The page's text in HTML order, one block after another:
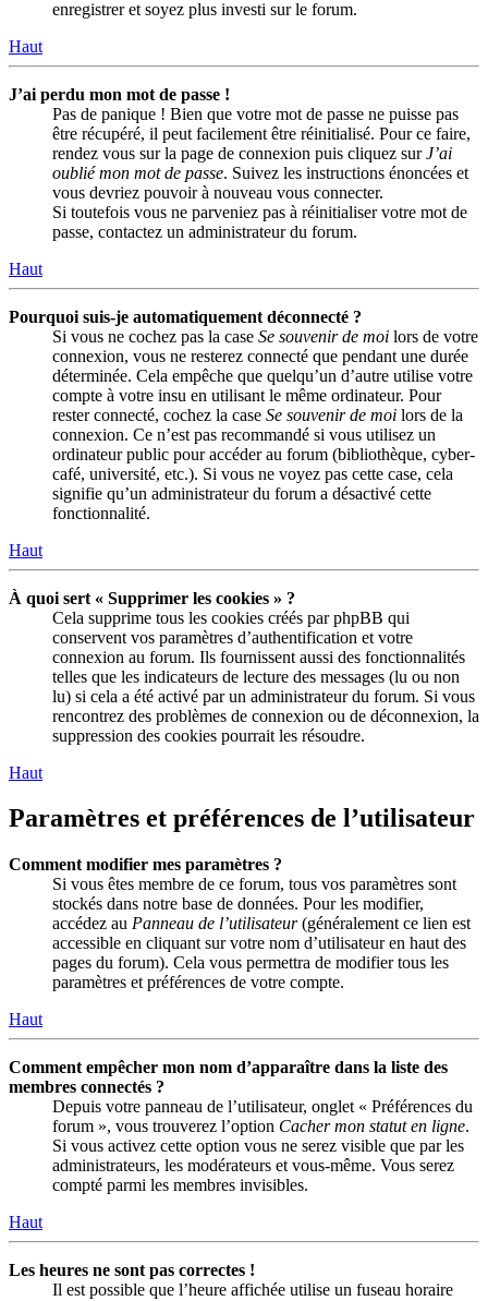
enregistrer et soyez plus investi sur le forum.
Haut
J’ai perdu mon mot de passe !
Pas de panique ! Bien que votre mot de passe ne puisse pas
être récupéré, il peut facilement être réinitialisé. Pour ce faire,
rendez vous sur la page de connexion puis cliquez surJ’ai
oublié mon mot de passe. Suivez les instructions énoncées et
vous devriez pouvoir à nouveau vous connecter.
Si toutefois vous ne parveniez pas à réinitialiser votre mot de
passe, contactez un administrateur du forum.
Haut
Pourquoi suis-je automatiquement déconnecté ?
Si vous ne cochez pas la case Se souvenir de moi lors de votre
connexion, vous ne resterez connecté que pendant une durée
déterminée. Cela empêche que quelqu’un d’autre utilise votre
compte à votre insu en utilisant le même ordinateur. Pour
rester connecté, cochez la case Se souvenir de moi lors de la
connexion. Ce n’est pas recommandé si vous utilisez un
ordinateur public pour accéder au forum (bibliothèque, cyber-
café, université, etc.). Si vous ne voyez pas cette case, cela
signifie qu’un administrateur du forum a désactivé cette
fonctionnalité.
Haut
À quoi sert « Supprimer les cookies » ?
Cela supprime tous les cookies créés par phpBB qui
conservent vos paramètres d’authentification et votre
connexion au forum. Ils fournissent aussi des fonctionnalités
telles que les indicateurs de lecture des messages (lu ou non
lu) si cela a été activé par un administrateur du forum. Si vous
rencontrez des problèmes de connexion ou de déconnexion, la
suppression des cookies pourrait les résoudre.
Haut
Paramètres et préférences de l’utilisateur
Comment modifier mes paramètres ?
Si vous êtes membre de ce forum, tous vos paramètres sont
stockés dans notre base de données. Pour les modifier,
accédez au Panneau de l’utilisateur(généralement ce lien est
accessible en cliquant sur votre nom d’utilisateur en haut des
pages du forum). Cela vous permettra de modifier tous les
paramètres et préférences de votre compte.
Haut
Comment empêcher mon nom d’apparaître dans la liste des
membres connectés ?
Depuis votre panneau de l’utilisateur, onglet « Préférences du
forum », vous trouverez l’option Cacher mon statut en ligne.
Si vous activez cette option vous ne serez visible que par les
administrateurs, les modérateurs et vous-même. Vous serez
compté parmi les membres invisibles.
Haut
Les heures ne sont pas correctes !
Il est possible que l’heure affichée utilise un fuseau horaire